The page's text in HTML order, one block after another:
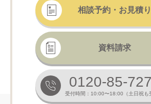
相談予約・お見積り
資料請求
0120-85-
受付時間：10:00〜18:00（土日祝も